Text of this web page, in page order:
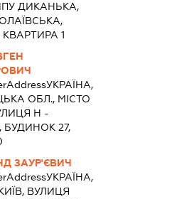
ДИКАНЬКА,
1
УКРАЇНА,
ОБЛ., МІСТО
Н -
БУДИНОК 27,
ЗАУР'ЄВИЧ
УКРАЇНА,
ВУЛИЦЯ